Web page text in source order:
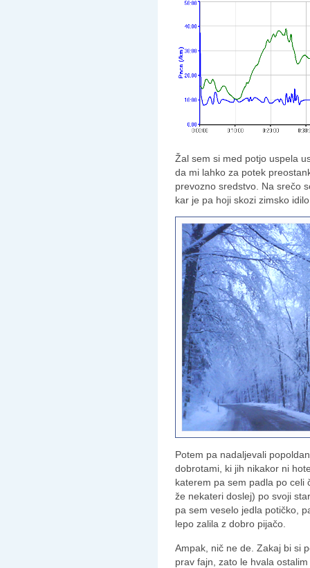
Žal sem si med potjo uspela
da mi lahko za potek
prevozno sredstvo. Na srečo
kar je pa hoji skozi zimsko
Potem pa nadaljevali
dobrotami, ki jih nikakor ni
katerem pa sem padla po celi
že nekateri doslej) po svoji
pa sem veselo jedla potičko,
lepo zalila z dobro pijačo.
Ampak, nič ne de. Zakaj bi si
prav fajn, zato le hvala